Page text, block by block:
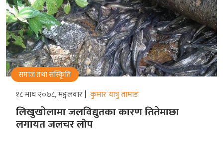
समाज तथा संस्किृति
१८ माघ २०७८, मङ्गलवार कुमार यात्रु तामाङ
लिखुखोलामा जलविद्युतका कारण तितेमाछा
लगायत जलचर लोप